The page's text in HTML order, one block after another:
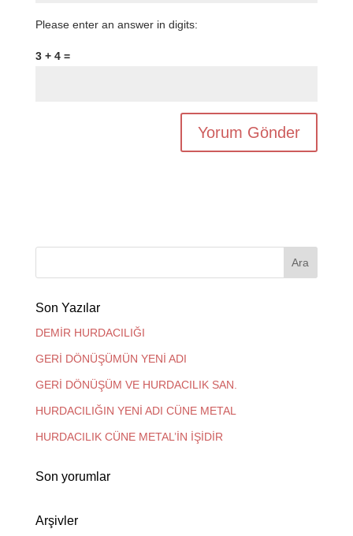
Please enter an answer in digits:
3 + 4 =
Son Yazılar
DEMİR HURDACILIĞI
GERİ DÖNÜŞÜMÜN YENİ ADI
GERİ DÖNÜŞÜM VE HURDACILIK SAN.
HURDACILIĞIN YENİ ADI CÜNE METAL
HURDACILIK CÜNE METAL’İN İŞİDİR
Son yorumlar
Arşivler